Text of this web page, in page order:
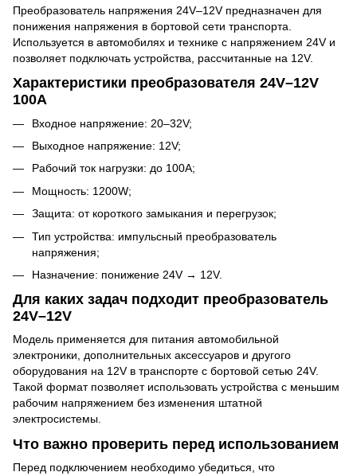
Преобразователь напряжения 24V–12V предназначен для
понижения напряжения в бортовой сети транспорта.
Используется в автомобилях и технике с напряжением 24V и
позволяет подключать устройства, рассчитанные на 12V.
Характеристики преобразователя 24V–12V
100A
Входное напряжение: 20–32V;
Выходное напряжение: 12V;
Рабочий ток нагрузки: до 100A;
Мощность: 1200W;
Защита: от короткого замыкания и перегрузок;
Тип устройства: импульсный преобразователь
напряжения;
Назначение: понижение 24V → 12V.
Для каких задач подходит преобразователь
24V–12V
Модель применяется для питания автомобильной
электроники, дополнительных аксессуаров и другого
оборудования на 12V в транспорте с бортовой сетью 24V.
Такой формат позволяет использовать устройства с меньшим
рабочим напряжением без изменения штатной
электросистемы.
Что важно проверить перед использованием
Перед подключением необходимо убедиться, что